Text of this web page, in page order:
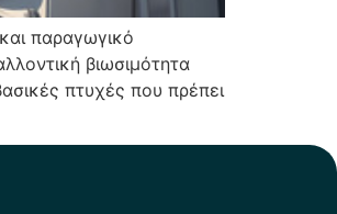
παραγωγικό
βιωσιμότητα
πτυχές που πρέπει